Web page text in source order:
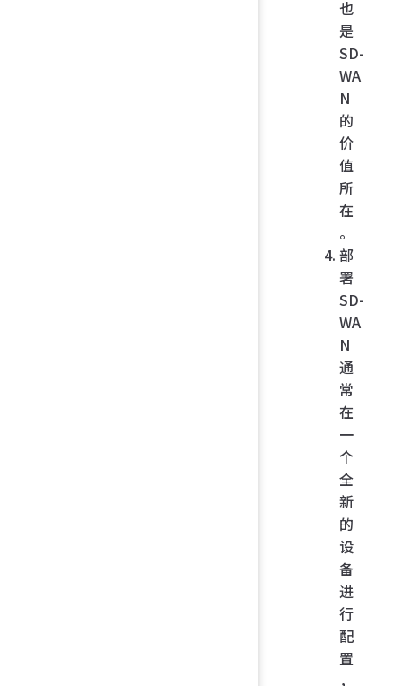
也
是
SD-
WA
N
的
价
值
所
在
。
部
署
SD-
WA
N
通
常
在
一
个
全
新
的
设
备
进
行
配
置
，